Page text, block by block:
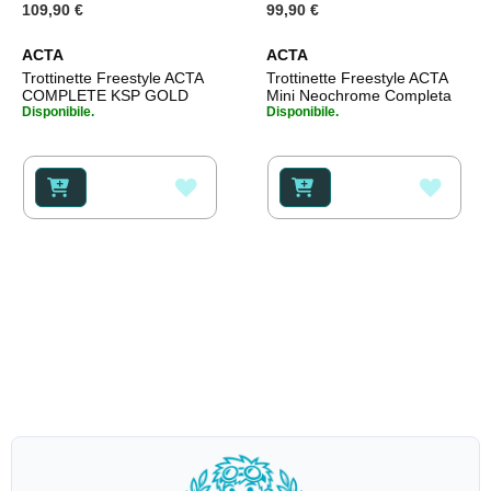
109,90 €
ACTA
Trottinette Freestyle ACTA
COMPLETE KSP GOLD
Disponibile.
ALLA
99,90 €
ACTA
Trottinette Freestyle ACTA
Mini Neochrome Completa
Disponibile.
ALLA